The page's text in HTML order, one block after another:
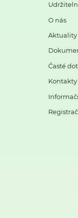
O nás
Aktuality
Časté
Kontakty